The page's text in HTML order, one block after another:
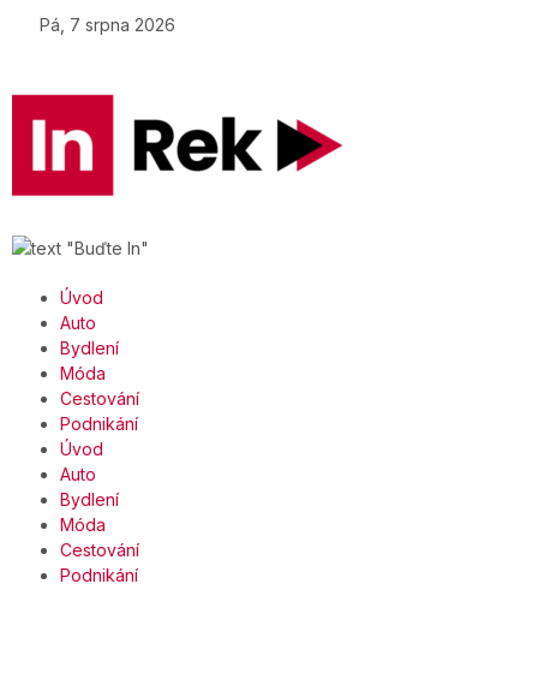
Pá, 7 srpna 2026
Úvod
Auto
Bydlení
Móda
Cestování
Podnikání
Úvod
Auto
Bydlení
Móda
Cestování
Podnikání